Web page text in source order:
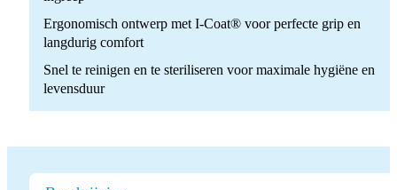
Ergonomisch ontwerp met I-Coat® voor perfecte grip en
langdurig comfort
Snel te reinigen en te steriliseren voor maximale hygiëne en
levensduur